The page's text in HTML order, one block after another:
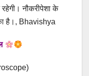
नौकरीपेशा के
है।, Bhavishya